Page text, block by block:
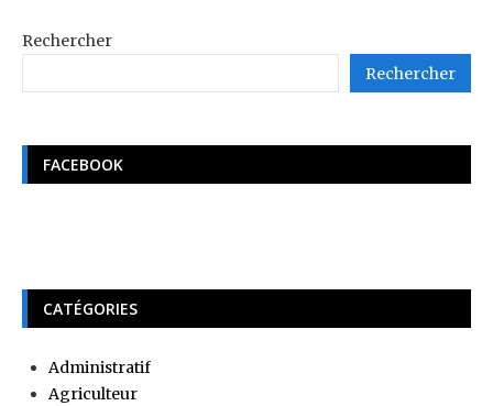
Rechercher
Rechercher
FACEBOOK
CATÉGORIES
Administratif
Agriculteur